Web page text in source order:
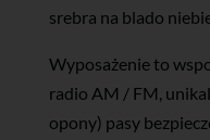
srebra na blado
Wyposażenie to
radio AM / FM,
opony) pasy